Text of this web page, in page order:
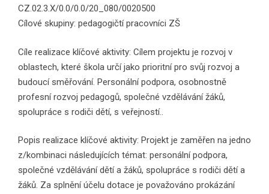
CZ.02.3.X/0.0/0.0/20_080/0020500
Cílové skupiny: pedagogičtí pracovníci ZŠ
Cíle realizace klíčové aktivity: Cílem projektu je rozvoj v
oblastech, které škola určí jako prioritní pro svůj rozvoj a
budoucí směřování. Personální podpora, osobnostně
profesní rozvoj pedagogů, společné vzdělávání žáků,
spolupráce s rodiči dětí, s veřejností..
Popis realizace klíčové aktivity: Projekt je zaměřen na jedno
z/kombinaci následujících témat: personální podpora,
společné vzdělávání dětí a žáků, spolupráce s rodiči dětí a
žáků. Za splnění účelu dotace je považováno prokázání